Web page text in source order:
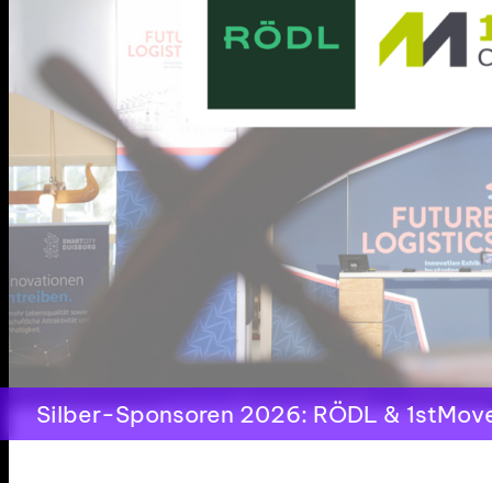
Silber-Sponsoren 2026: RÖDL &